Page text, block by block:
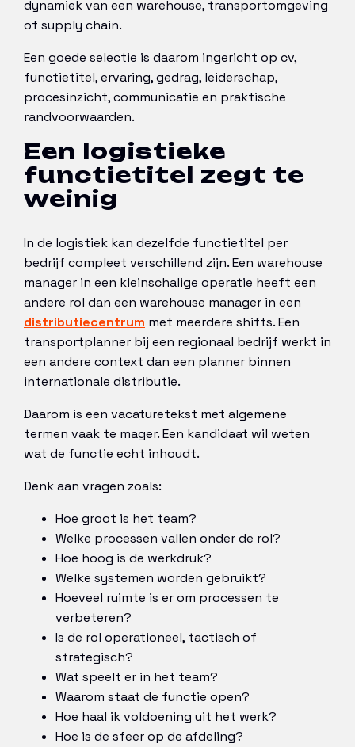
dynamiek van een warehouse, transportomgeving
of supply chain.
Een goede selectie is daarom ingericht op cv,
functietitel, ervaring, gedrag, leiderschap,
procesinzicht, communicatie en praktische
randvoorwaarden.
Een logistieke
functietitel zegt te
weinig
In de logistiek kan dezelfde functietitel per
bedrijf compleet verschillend zijn. Een warehouse
manager in een kleinschalige operatie heeft een
andere rol dan een warehouse manager in een
distributiecentrum met meerdere shifts. Een
transportplanner bij een regionaal bedrijf werkt in
een andere context dan een planner binnen
internationale distributie.
Daarom is een vacaturetekst met algemene
termen vaak te mager. Een kandidaat wil weten
wat de functie echt inhoudt.
Denk aan vragen zoals:
Hoe groot is het team?
Welke processen vallen onder de rol?
Hoe hoog is de werkdruk?
Welke systemen worden gebruikt?
Hoeveel ruimte is er om processen te
verbeteren?
Is de rol operationeel, tactisch of
strategisch?
Wat speelt er in het team?
Waarom staat de functie open?
Hoe haal ik voldoening uit het werk?
Hoe is de sfeer op de afdeling?